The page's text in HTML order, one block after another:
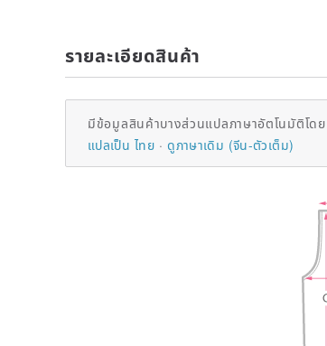
รายละเอียดสินค้า
มีข้อมูลสินค้าบางส่วนแปลภาษาอัตโนมัติโด
แปลเป็น ไทย
ดูภาษาเดิม (จีน-ตัวเต็ม)